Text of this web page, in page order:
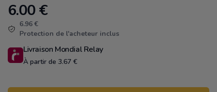
Product information
6.00€
6.96 €
Protection de l'acheteur inclus
Livraison Mondial Relay
À partir de 3.67 €